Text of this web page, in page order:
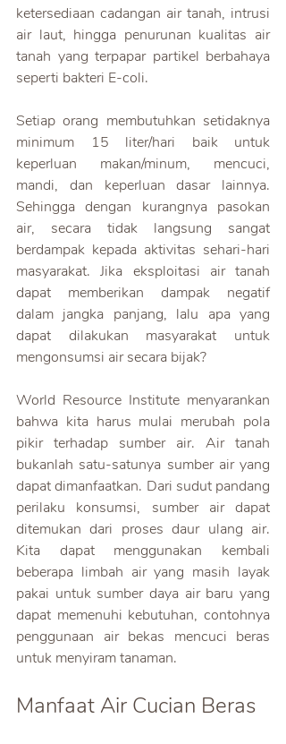
ketersediaan cadangan air tanah, intrusi
air laut, hingga penurunan kualitas air
tanah yang terpapar partikel berbahaya
seperti bakteri E-coli.
Setiap orang membutuhkan setidaknya
minimum 15 liter/hari baik untuk
keperluan makan/minum, mencuci,
mandi, dan keperluan dasar lainnya.
Sehingga dengan kurangnya pasokan
air, secara tidak langsung sangat
berdampak kepada aktivitas sehari-hari
masyarakat. Jika eksploitasi air tanah
dapat memberikan dampak negatif
dalam jangka panjang, lalu apa yang
dapat dilakukan masyarakat untuk
mengonsumsi air secara bijak?
World Resource Institute menyarankan
bahwa kita harus mulai merubah pola
pikir terhadap sumber air. Air tanah
bukanlah satu-satunya sumber air yang
dapat dimanfaatkan. Dari sudut pandang
perilaku konsumsi, sumber air dapat
ditemukan dari proses daur ulang air.
Kita dapat menggunakan kembali
beberapa limbah air yang masih layak
pakai untuk sumber daya air baru yang
dapat memenuhi kebutuhan, contohnya
penggunaan air bekas mencuci beras
untuk menyiram tanaman.
Manfaat Air Cucian Beras